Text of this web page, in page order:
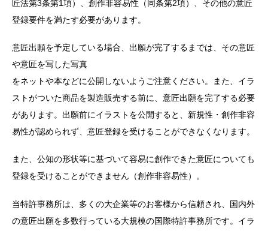
匠法第3条第1項）、創作非容易性（同条第2項）、その他の意匠
登録要件を満たす必要があります。
意匠出願を予定している場合、出願が完了するまでは、その意匠
や意匠を写した写真
をネットや本などに公開しないようご注意ください。また、イラ
ストがついた商品を製造販売する前に、意匠出願を完了する必要
があります。出願前にイラストを公開すると、新規性・創作非容
易性が認められず、意匠登録を受けることができなくなります。
また、公知の形状等に基づいて容易に創作できた意匠についても
登録を受けることができません（創作非容易性）。
当特許事務所は、多くの大企業等のお客様から信頼され、国内外
の意匠出願を多数行っている大規模の国際特許事務所です。イラ